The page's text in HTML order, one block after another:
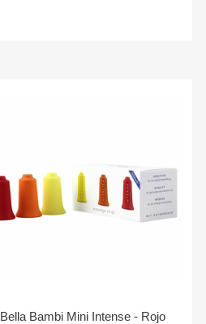
Bella Bambi Mini Intense - Rojo